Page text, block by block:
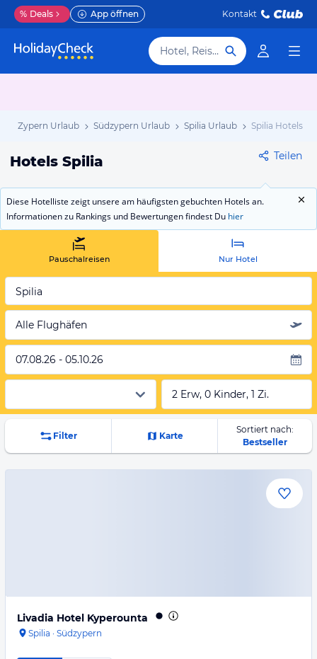
% Deals App öffnen Kontakt
Hotel, Reiseziel
Zypern Urlaub Südzypern Urlaub Spilia Urlaub Spilia Hotels
Hotels Spilia Teilen
Diese Hotelliste zeigt unsere am häufigsten gebuchten Hotels an.
Informationen zu Rankings und Bewertungen findest Du hier
Pauschalreisen Nur Hotel
Spilia
Alle Flughäfen
07.08.26 - 05.10.26
2 Erw, 0 Kinder, 1 Zi.
Filter Karte
Sortiert nach:
Bestseller
Livadia Hotel Kyperounta
Spilia · Südzypern